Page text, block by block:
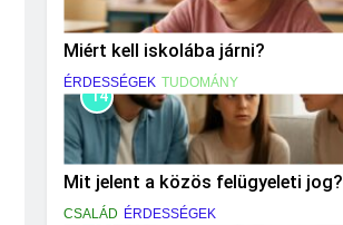
Miért kell iskolába járni?
ÉRDESSÉGEK TUDOMÁNY
14
Mit jelent a közös felügyeleti jog?
CSALÁD ÉRDESSÉGEK